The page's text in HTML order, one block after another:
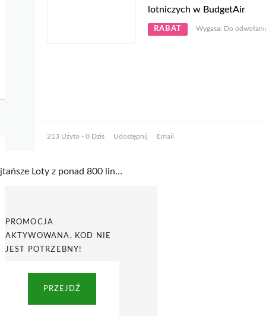
lotniczych w BudgetAir
RABAT Wygasa: Do
213 Użyto - 0 Dziś Udostępnij Email
Najtańsze Loty z ponad 800 linii lotniczych w BudgetAir
PROMOCJA
AKTYWOWANA, KOD NIE
JEST POTRZEBNY!
PRZEJDŹ